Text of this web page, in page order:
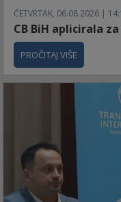
ČETVRTAK, 06.08.2026 |
CB BiH aplicirala
PROČITAJ VIŠE